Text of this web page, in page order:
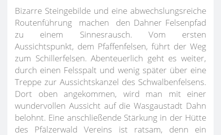
Bizarre Steingebilde und eine abwechslungsreiche
Routenführung machen den Dahner Felsenpfad
zu einem Sinnesrausch. Vom ersten
Aussichtspunkt, dem Pfaffenfelsen, führt der Weg
zum Schillerfelsen. Abenteuerlich geht es weiter,
durch einen Felsspalt und wenig später über eine
Treppe zur Aussichtskanzel des Schwalbenfelsens.
Dort oben angekommen, wird man mit einer
wundervollen Aussicht auf die Wasgaustadt Dahn
belohnt. Eine anschließende Stärkung in der Hütte
des Pfälzerwald Vereins ist ratsam, denn ein